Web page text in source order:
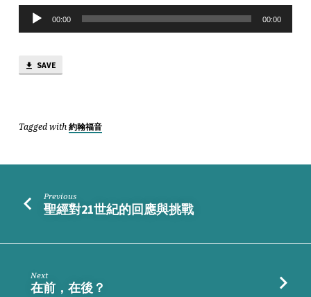
主
結
果
作
枝
子
Audio
Player
00:00 00:00
SAVE
Tagged with 約翰福音
Previous
聖經對21世紀的回應與挑戰
Next
在前，在後？